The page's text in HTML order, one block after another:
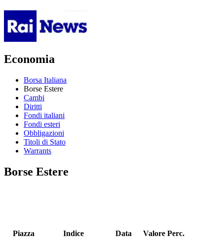
Economia
Borsa Italiana
Borse Estere
Cambi
Diritti
Fondi italiani
Fondi esteri
Obbligazioni
Titoli di Stato
Warrants
Borse Estere
Piazza Indice Data Valore Perc.